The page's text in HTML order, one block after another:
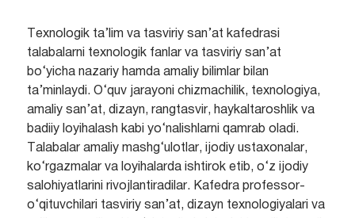
Texnologik ta’lim va tasviriy san’at kafedrasi
talabalarni texnologik fanlar va tasviriy san’at
bo‘yicha nazariy hamda amaliy bilimlar bilan
ta’minlaydi. O‘quv jarayoni chizmachilik, texnologiya,
amaliy san’at, dizayn, rangtasvir, haykaltaroshlik va
badiiy loyihalash kabi yo‘nalishlarni qamrab oladi.
Talabalar amaliy mashg‘ulotlar, ijodiy ustaxonalar,
ko‘rgazmalar va loyihalarda ishtirok etib, o‘z ijodiy
salohiyatlarini rivojlantiradilar. Kafedra professor-
o‘qituvchilari tasviriy san’at, dizayn texnologiyalari va